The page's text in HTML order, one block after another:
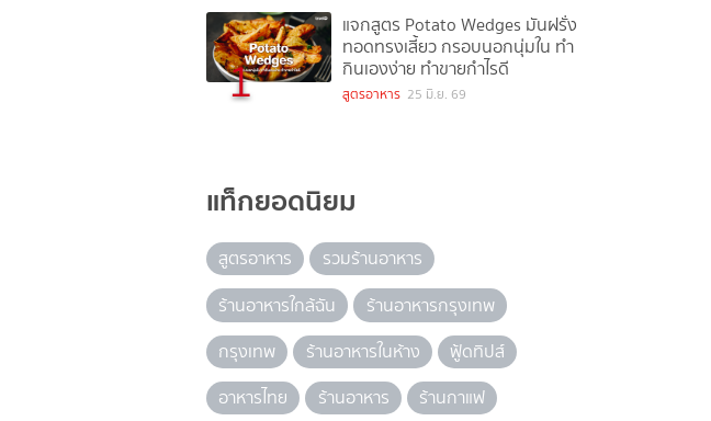
1
แจกสูตร Potato Wedges มันฝรั่ง
ทอดทรงเสี้ยว กรอบนอกนุ่มใน ทำ
กินเองง่าย ทำขายกำไรดี
สูตรอาหาร 25 มิ.ย. 69
แท็กยอดนิยม
สูตรอาหาร
รวมร้านอาหาร
ร้านอาหารใกล้ฉัน
ร้านอาหารกรุงเทพ
กรุงเทพ
ร้านอาหารในห้าง
ฟู้ดทิปส์
อาหารไทย
ร้านอาหาร ร้านกาแฟ